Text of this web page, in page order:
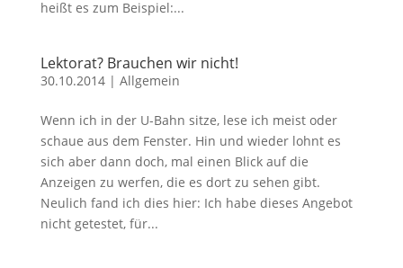
heißt es zum Beispiel:...
Lektorat? Brauchen wir nicht!
30.10.2014| Allgemein
Wenn ich in der U-Bahn sitze, lese ich meist oder
schaue aus dem Fenster. Hin und wieder lohnt es
sich aber dann doch, mal einen Blick auf die
Anzeigen zu werfen, die es dort zu sehen gibt.
Neulich fand ich dies hier: Ich habe dieses Angebot
nicht getestet, für...